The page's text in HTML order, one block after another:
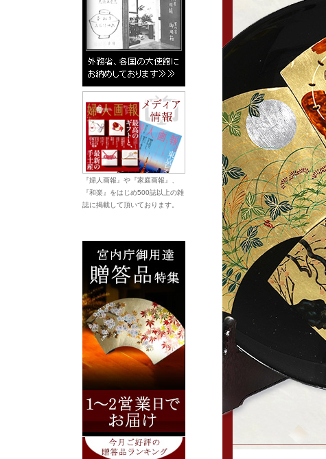
『婦人画報』や『家庭画報』、
『和楽』をはじめ500誌以上の雑
誌に掲載して頂いております。